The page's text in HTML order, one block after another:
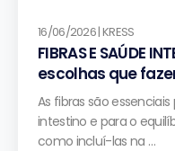
16/06/2026 | KRESS
FIBRAS E SAÚDE
escolhas que
As fibras são
intestino e para o
como incluí-las na …